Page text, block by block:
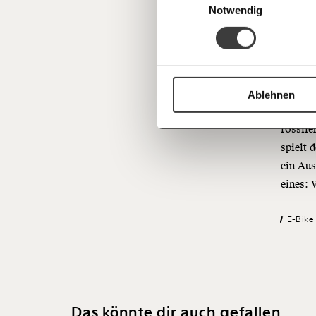
Notwendig
Ablehnen
Sie
Bis
spielt
ein
eines:
E-Bike